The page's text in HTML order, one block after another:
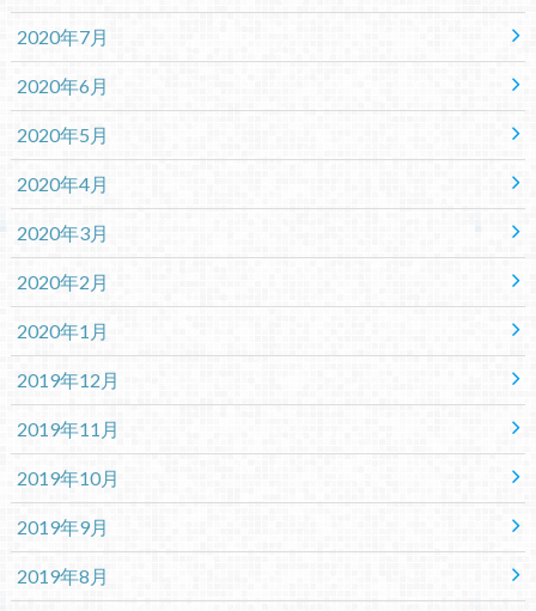
2020年7月
2020年6月
2020年5月
2020年4月
2020年3月
2020年2月
2020年1月
2019年12月
2019年11月
2019年10月
2019年9月
2019年8月